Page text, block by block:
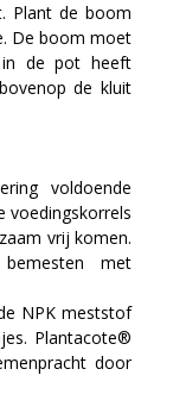
Plant de boom
De boom moet
de pot heeft
de kluit
voldoende
voedingskorrels
vrij komen.
met
NPK meststof
Plantacote®
door